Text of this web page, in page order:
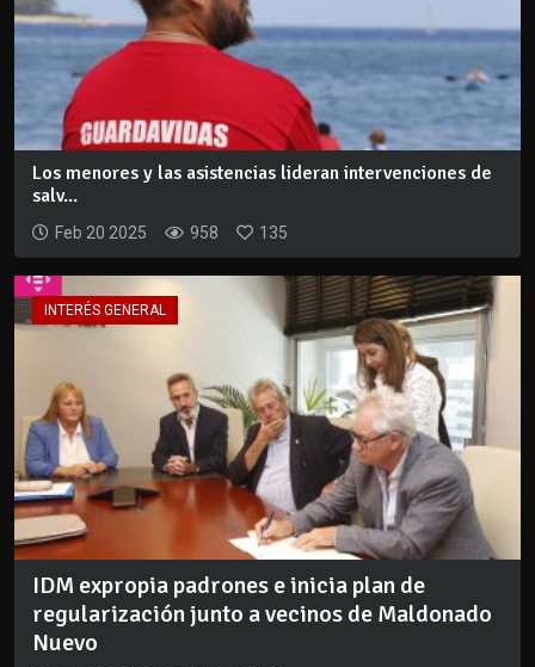
Los menores y las asistencias lideran intervenciones de
salv...
Feb 20 2025 958 135
INTERÉS GENERAL
IDM expropia padrones e inicia plan de
regularización junto a vecinos de Maldonado
Nuevo